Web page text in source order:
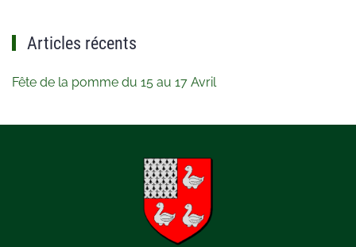
Articles récents
Fête de la pomme du 15 au 17 Avril